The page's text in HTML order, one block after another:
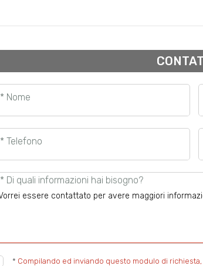
* Nome
* Telefono
* Di quali informazioni hai bisogno?
* Compilando ed inviando questo modulo di